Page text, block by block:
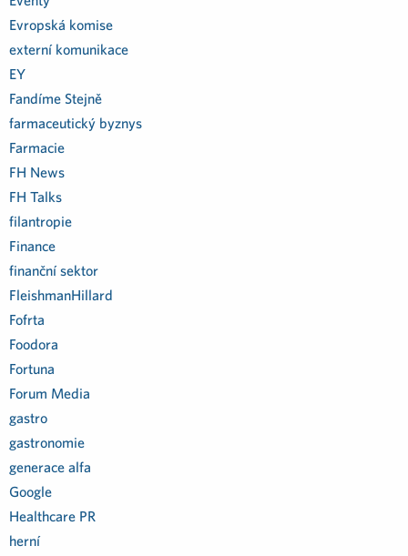
Evropská komise
externí komunikace
EY
Fandíme Stejně
farmaceutický byznys
Farmacie
FH News
FH Talks
filantropie
Finance
finanční sektor
FleishmanHillard
Fofrta
Foodora
Fortuna
Forum Media
gastro
gastronomie
generace alfa
Google
Healthcare PR
herní